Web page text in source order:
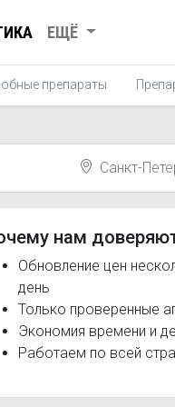
ЕЩЁ
препараты
Санкт-
нам
Обновление цен
день
Только проверенные
Экономия времени и
Работаем по всей